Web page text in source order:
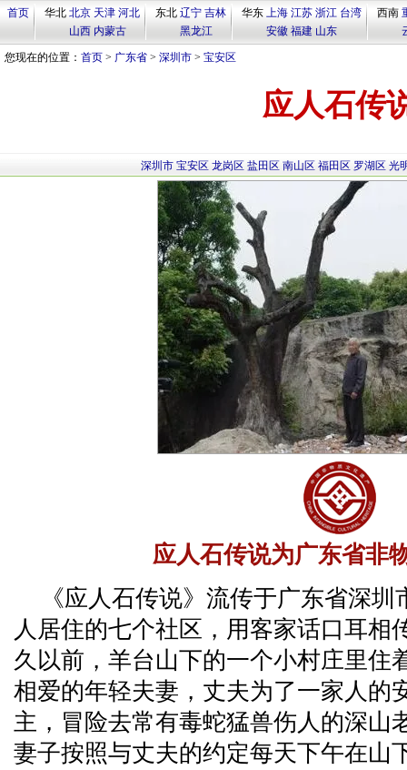
首页 华北 北京 天津 河北
山西 内蒙古
东北 辽宁 吉林
黑龙江
华东 上海 江苏 浙江 台湾
安徽 福建 山东
西南
您现在的位置： 首页 > 广东省 > 深圳市 > 宝安区
应人石传
深圳市 宝安区 龙岗区 盐田区 南山区 福田区 罗湖区 光
应人石传说为广东省非
《应人石传说》流传于广东省深
人居住的七个社区，用客家话口耳相
久以前，羊台山下的一个小村庄里住
相爱的年轻夫妻，丈夫为了一家人的
主，冒险去常有毒蛇猛兽伤人的深山
妻子按照与丈夫的约定每天下午在山